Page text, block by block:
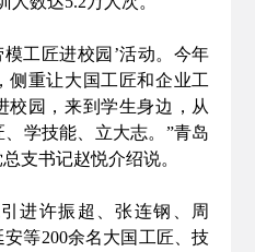
工匠进校园’活动。今年
侧重让大国工匠和企业工
校园，来到学生身边，从
学技能、立大志。”青岛
支书记赵悦介绍说。
许振超、张连钢、周
等200余名大国工匠、技